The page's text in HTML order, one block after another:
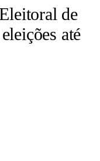
de
até